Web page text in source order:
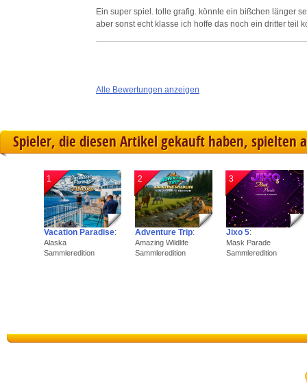
Ein super spiel. tolle grafig. könnte ein bißchen länger
aber sonst echt klasse ich hoffe das noch ein dritter teil
Alle Bewertungen anzeigen
Spieler, die diesen Artikel gekauft haben, spielten
1
Vacation Paradise:
Alaska
Sammleredition
2
Adventure Trip:
Amazing Wildlife
Sammleredition
3
Jixo 5:
Mask Parade
Sammleredition